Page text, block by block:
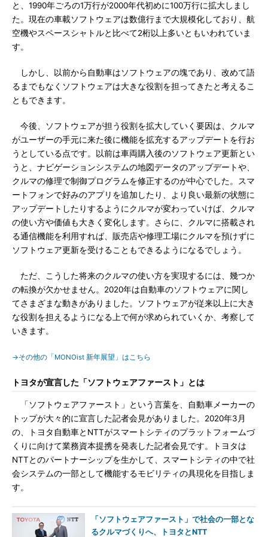
と、1990年ごろの1万行が2000年代初めに100万行に拡大しまし
た。現在の車載ソフトウェアは数億行まで大規模化しており、航
空機やスペースシャトルと比べて2桁以上多いともいわれていま
す。
しかし、以前から自動車はソフトウェアの塊であり、改めて語
るまでもなくソフトウェアは大きな役割を担ってきたと考えるこ
ともできます。
今後、ソフトウェアが担う役割を拡大していく要因は、クルマ
がユーザーの手元に来た後に機能を拡充するアップデートを行お
うとしている点です。以前は車両購入後のソフトウェア更新とい
うと、ナビゲーションシステムの地図データのアップデートや、
クルマの修理で制御プログラムを修正するのが中心でした。スマ
ートフォンで好みのアプリを追加したり、より良い最新の状態に
アップデートしたりするようにクルマが変わっていけば、クルマ
の使い方や価値も大きく変化します。さらに、クルマに搭載され
る通信機能を利用すれば、販売店や修理工場にクルマを預けずに
ソフトウェア更新を受けることもできるようになるでしょう。
ただ、こうした将来のクルマの使い方を実現するには、幾つか
の転換が欠かせません。2020年は自動車のソフトウェアに関し
てさまざまな動きがありました。ソフトウェアが従来以上に大き
な役割を担えるようになる上で何が求められていくか、考察して
いきます。
→その他の「MONOist 新年展望」はこちら
トヨタが宣言した「ソフトウェアファースト」とは
「ソフトウェアファースト」という言葉を、自動車メーカーの
トップが大々的に宣言した記者会見がありました。2020年3月
の、トヨタ自動車とNTTがスマートシティのプラットフォームづ
くりに向けて業務資本提携を発表した記者会見です。トヨタは
NTTとのパートナーシップを生かして、スマートシティの中で社
会システムの一部として機能するモビリティの具現化を目指しま
す。
「ソフトウェアファースト」で社会の一部とな
るクルマづくりへ、トヨタとNTT